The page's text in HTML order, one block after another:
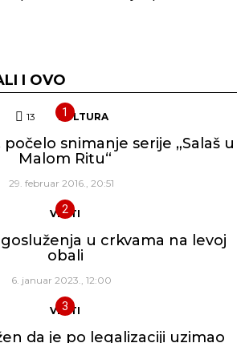
I OVO
13 Komentara
KULTURA
počelo snimanje serije „Salaš u
Malom Ritu“
29. februar 2016., 20:51
VESTI
u crkvama na levoj
obali
6. januar 2023., 12:00
VESTI
da je po legalizaciji uzimao